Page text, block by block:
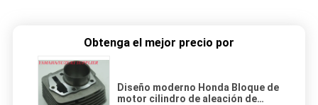
Obtenga el mejor precio por
Diseño moderno Honda Bloque de
motor cilindro de aleación de